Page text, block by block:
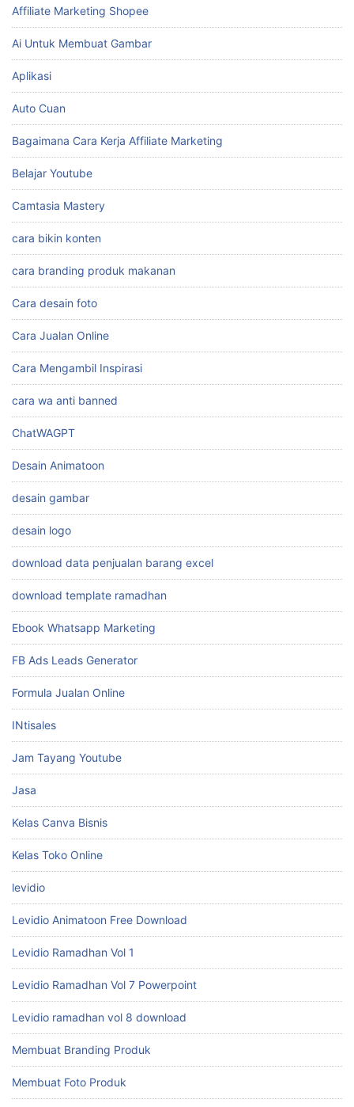
Affiliate Marketing Shopee
Ai Untuk Membuat Gambar
Aplikasi
Auto Cuan
Bagaimana Cara Kerja Affiliate Marketing
Belajar Youtube
Camtasia Mastery
cara bikin konten
cara branding produk makanan
Cara desain foto
Cara Jualan Online
Cara Mengambil Inspirasi
cara wa anti banned
ChatWAGPT
Desain Animatoon
desain gambar
desain logo
download data penjualan barang excel
download template ramadhan
Ebook Whatsapp Marketing
FB Ads Leads Generator
Formula Jualan Online
INtisales
Jam Tayang Youtube
Jasa
Kelas Canva Bisnis
Kelas Toko Online
levidio
Levidio Animatoon Free Download
Levidio Ramadhan Vol 1
Levidio Ramadhan Vol 7 Powerpoint
Levidio ramadhan vol 8 download
Membuat Branding Produk
Membuat Foto Produk